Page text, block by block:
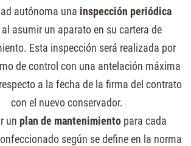
autónoma una inspección periódica
al asumir un aparato en su cartera de
Esta inspección será realizada por
de control con una antelación máxima
a la fecha de la firma del contrato
con el nuevo conservador.
un plan de mantenimiento para cada
según se define en la norma